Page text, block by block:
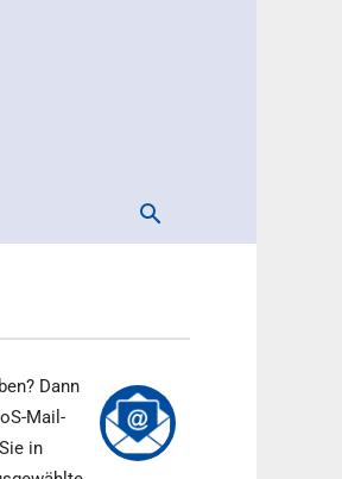
Dann
Mail-
in